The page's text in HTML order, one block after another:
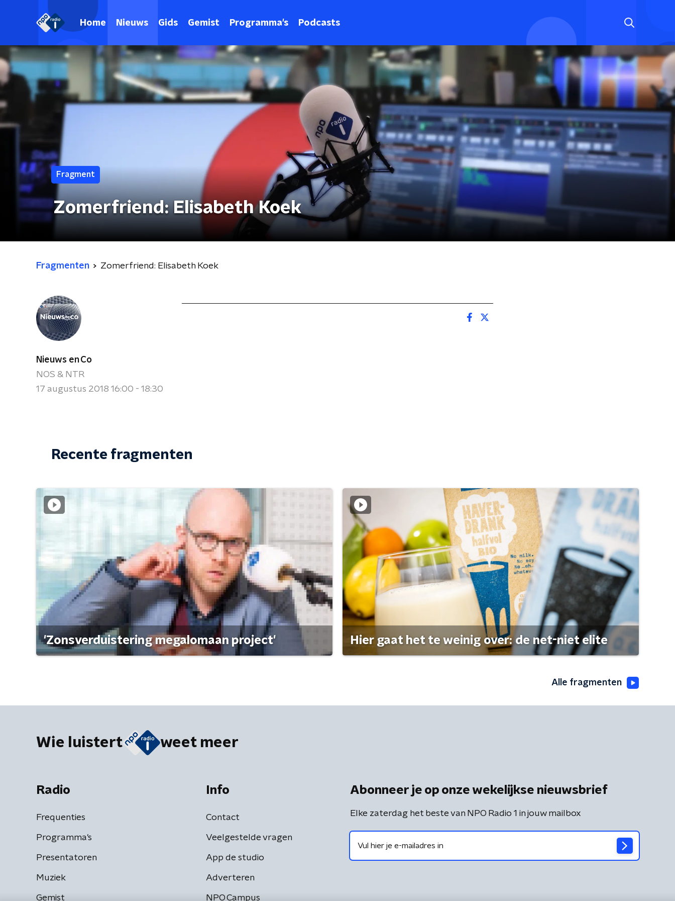
Home Nieuws Gids Gemist Programma's Podcasts
Fragment
Zomerfriend: Elisabeth Koek
Fragmenten Zomerfriend: Elisabeth Koek
Nieuws en Co
NOS & NTR
17 augustus 2018 16:00 - 18:30
Recente fragmenten
'Zonsverduistering megalomaan project' Hier gaat het te weinig over: de net-niet elite
Alle fragmenten
Wie luistert weet meer
Radio
Frequenties
Programma's
Presentatoren
Muziek
Gemist
Info
Contact
Veelgestelde vragen
App de studio
Adverteren
NPO Campus
Abonneer je op onze wekelijkse nieuwsbrief
Elke zaterdag het beste van NPO Radio 1 in jouw mailbox